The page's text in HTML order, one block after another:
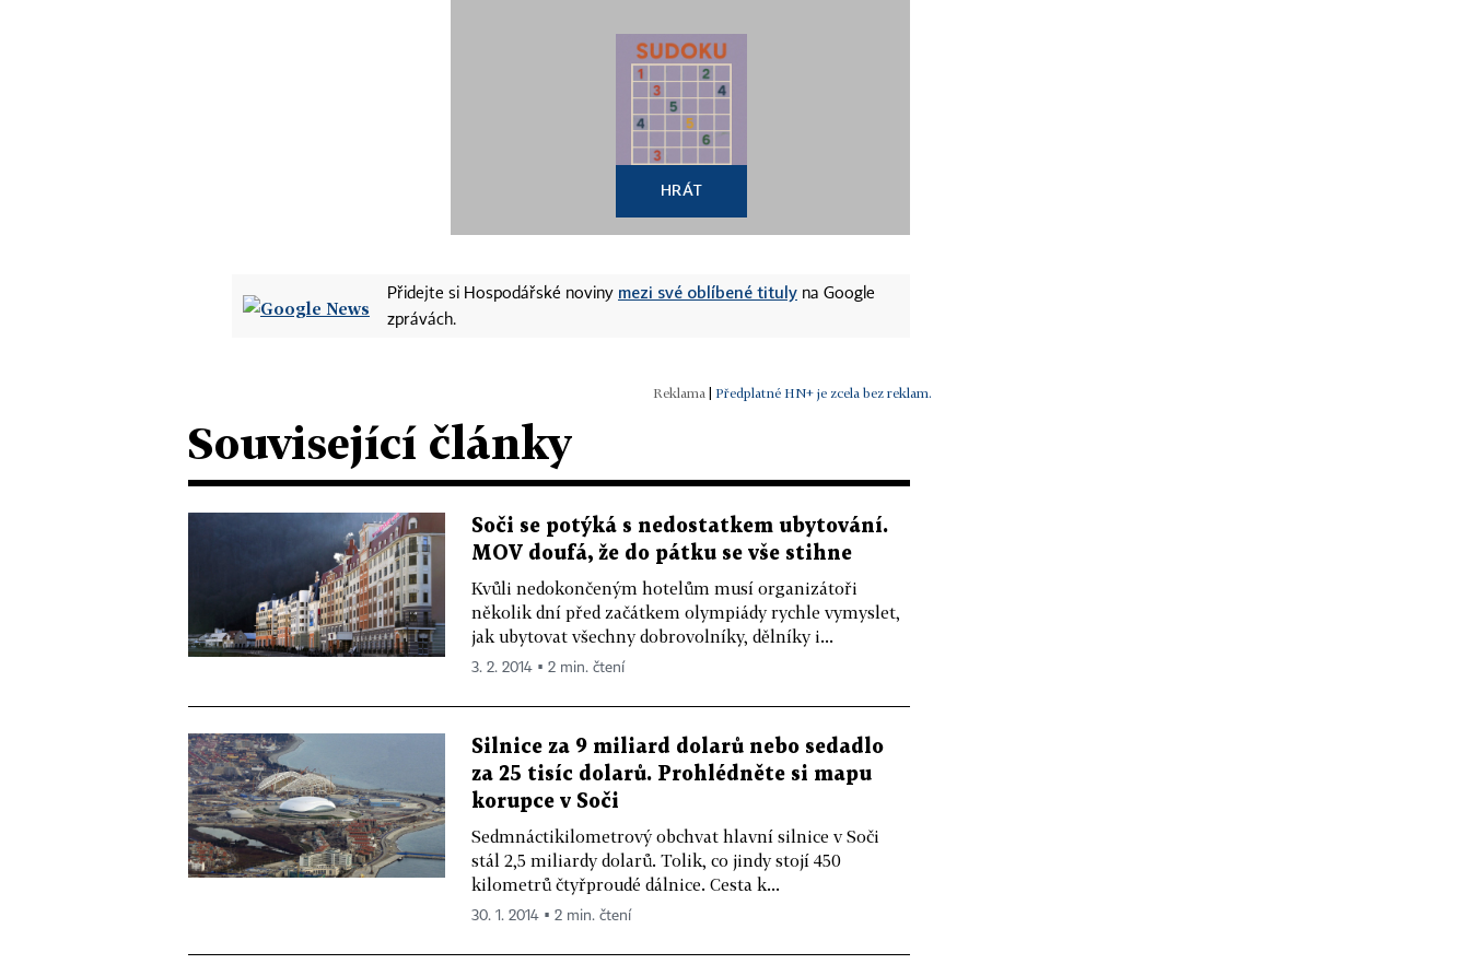
HRÁT
Přidejte si Hospodářské noviny mezi své oblíbené tituly na Google
zprávách.
| Předplatné HN+ je zcela bez reklam.
Související články
Soči se potýká s nedostatkem ubytování.
MOV doufá, že do pátku se vše stihne
Kvůli nedokončeným hotelům musí organizátoři
několik dní před začátkem olympiády rychle vymyslet,
jak ubytovat všechny dobrovolníky, dělníky i...
3. 2. 2014 ▪ 2 min. čtení
Silnice za 9 miliard dolarů nebo sedadlo
za 25 tisíc dolarů. Prohlédněte si mapu
korupce v Soči
Sedmnáctikilometrový obchvat hlavní silnice v Soči
stál 2,5 miliardy dolarů. Tolik, co jindy stojí 450
kilometrů čtyřproudé dálnice. Cesta k...
30. 1. 2014 ▪ 2 min. čtení